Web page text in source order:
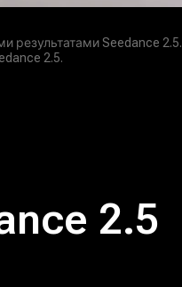
результатами Seedance 2.5.
2.5.
2.5